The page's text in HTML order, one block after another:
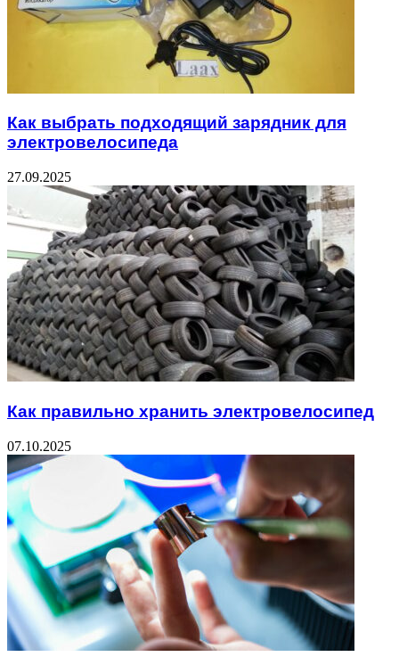
Как выбрать подходящий зарядник для
электровелосипеда
27.09.2025
Как правильно хранить электровелосипед
07.10.2025